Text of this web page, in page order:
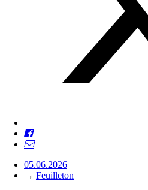
05.06.2026
→ Feuilleton